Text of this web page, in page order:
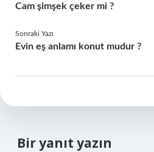
Cam şimşek çeker mi ?
Sonraki Yazı
Evin eş anlamı konut mudur ?
Bir yanıt yazın